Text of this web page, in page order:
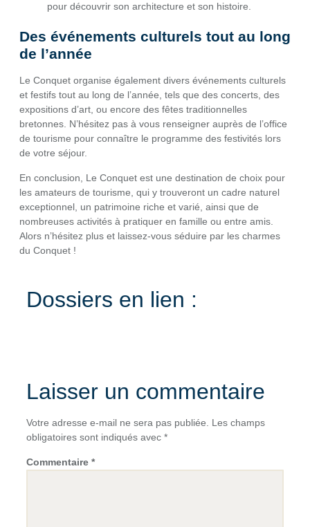
pour découvrir son architecture et son histoire.
Des événements culturels tout au long
de l’année
Le Conquet organise également divers événements culturels
et festifs tout au long de l’année, tels que des concerts, des
expositions d’art, ou encore des fêtes traditionnelles
bretonnes. N’hésitez pas à vous renseigner auprès de l’office
de tourisme pour connaître le programme des festivités lors
de votre séjour.
En conclusion, Le Conquet est une destination de choix pour
les amateurs de tourisme, qui y trouveront un cadre naturel
exceptionnel, un patrimoine riche et varié, ainsi que de
nombreuses activités à pratiquer en famille ou entre amis.
Alors n’hésitez plus et laissez-vous séduire par les charmes
du Conquet !
Dossiers en lien :
Laisser un commentaire
Votre adresse e-mail ne sera pas publiée.
Les champs
obligatoires sont indiqués avec *
Commentaire *